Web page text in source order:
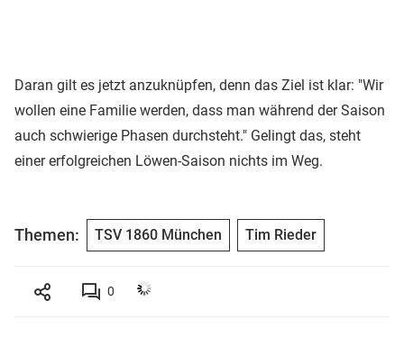
Daran gilt es jetzt anzuknüpfen, denn das Ziel ist klar: "Wir
wollen eine Familie werden, dass man während der Saison
auch schwierige Phasen durchsteht." Gelingt das, steht
einer erfolgreichen Löwen-Saison nichts im Weg.
Themen: TSV 1860 München Tim Rieder
0